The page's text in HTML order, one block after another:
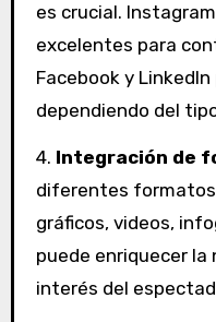
es crucial.
excelentes para
Facebook y
dependiendo del
4. Integración de
diferentes
gráficos, videos,
puede enriquecer
interés del